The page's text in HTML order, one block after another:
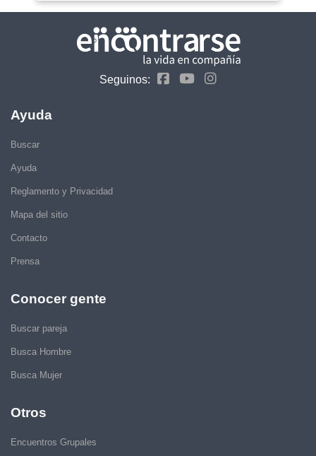
Seguinos:
Ayuda
Buscar
Ayuda
Reglamento y Privacidad
Mapa del sitio
Contacto
Prensa
Conocer gente
Buscar pareja
Busca Hombre
Busca Mujer
Otros
Encuentros Grupales